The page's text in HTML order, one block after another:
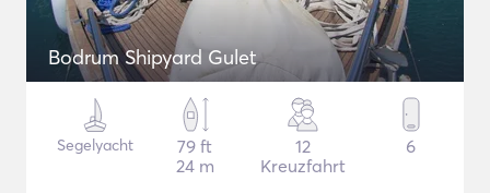
Bodrum Shipyard Gulet
Segelyacht
79 ft
24 m
12
Kreuzfahrt
6